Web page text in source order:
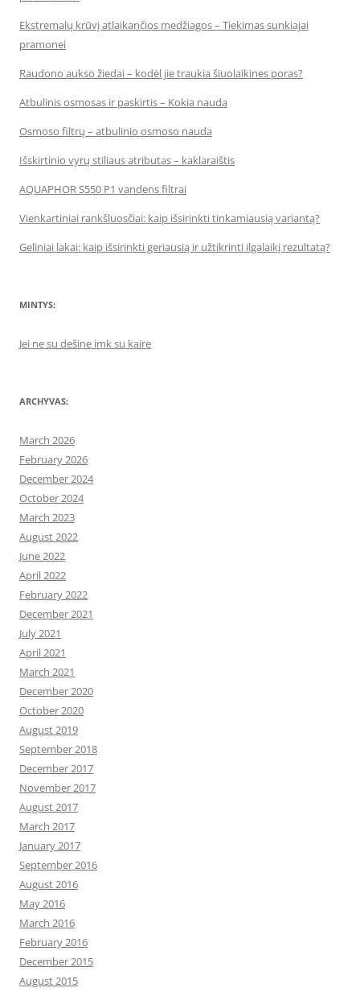
Ekstremalų krūvį atlaikančios medžiagos – Tiekimas sunkiajai
pramonei
Raudono aukso žiedai – kodėl jie traukia šiuolaikines poras?
Atbulinis osmosas ir paskirtis – Kokia nauda
Osmoso filtrų – atbulinio osmoso nauda
Išskirtinio vyrų stiliaus atributas – kaklaraištis
AQUAPHOR S550 P1 vandens filtrai
Vienkartiniai rankšluosčiai: kaip išsirinkti tinkamiausią variantą?
Geliniai lakai: kaip išsirinkti geriausią ir užtikrinti ilgalaikį rezultatą?
MINTYS:
Jei ne su dešine imk su kaire
ARCHYVAS:
March 2026
February 2026
December 2024
October 2024
March 2023
August 2022
June 2022
April 2022
February 2022
December 2021
July 2021
April 2021
March 2021
December 2020
October 2020
August 2019
September 2018
December 2017
November 2017
August 2017
March 2017
January 2017
September 2016
August 2016
May 2016
March 2016
February 2016
December 2015
August 2015